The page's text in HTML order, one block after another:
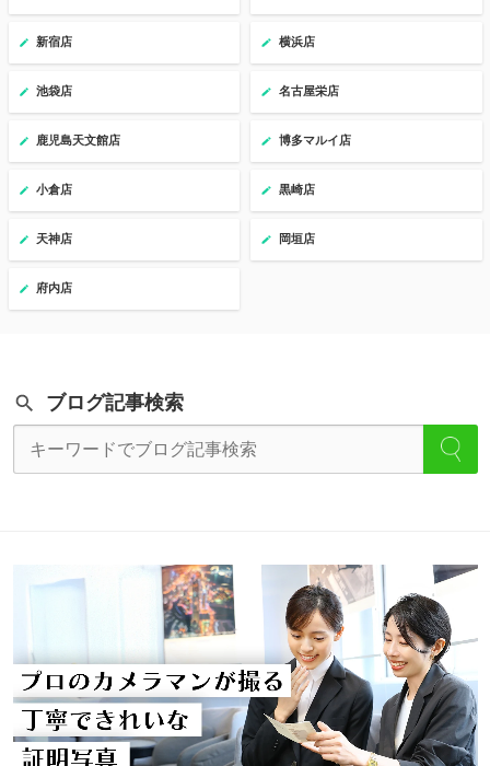
新宿店 横浜店
池袋店 名古屋栄店
鹿児島天文館店 博多マルイ店
小倉店 黒崎店
天神店 岡垣店
府内店
ブログ記事検索